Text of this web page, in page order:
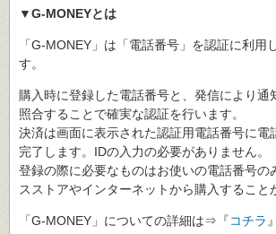
▼G-MONEYとは
「G-MONEY」は「電話番号」を認証に利用
す。
購入時に登録した電話番号と、発信により通
照合することで確実な認証を行います。
決済は画面に表示された認証用電話番号に電
完了します。IDの入力の必要がありません。
登録の際に必要なものはお使いの電話番号の
スストアやインターネットから購入すること
「G-MONEY」についての詳細は⇒『コチラ 』